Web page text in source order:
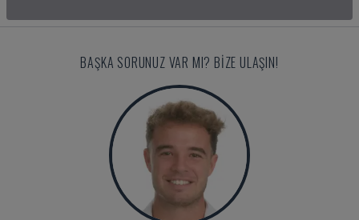
BAŞKA SORUNUZ VAR MI? BIZE ULAŞIN!